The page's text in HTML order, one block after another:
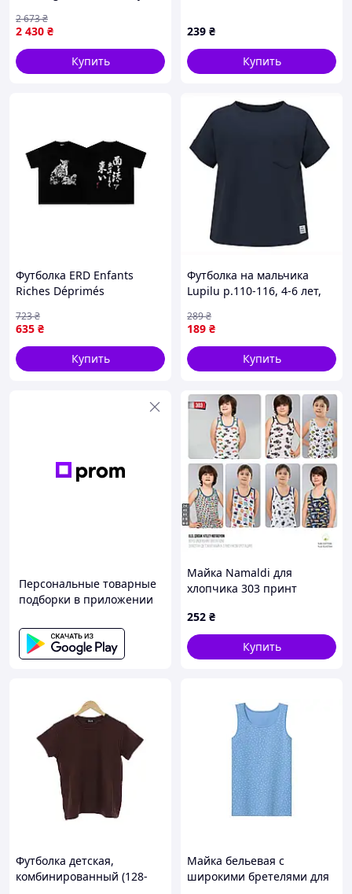
2 430 ₴
2 673₴
Купить
239 ₴
Купить
Футболка ERD Enfants
Riches Déprimés
635 ₴
723₴
Купить
Футболка на мальчика
Lupilu р.110-116, 4-6 лет,
189 ₴
289₴
Купить
Персональные товарные
подборки в приложении
Майка Namaldi для
хлопчика 303 принт
252 ₴
Купить
Футболка детская,
комбинированный (128-
Майка бельевая с
широкими бретелями для